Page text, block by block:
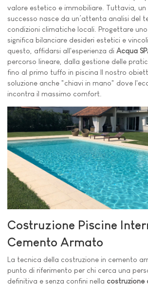
valore estetico e immobiliare. Tuttavia,
successo nasce da un’attenta analisi del
condizioni climatiche locali. Progettare
significa bilanciare desideri estetici e
questo, affidarsi all'esperienza di Acqua
percorso lineare, dalla gestione delle
fino al primo tuffo in piscina Il nostro
soluzione anche "chiavi in mano" dove
incontra il massimo comfort.
Costruzione Piscine
Cemento Armato
La tecnica della costruzione in cemento
punto di riferimento per chi cerca una
definitiva e senza confini nella costruzione